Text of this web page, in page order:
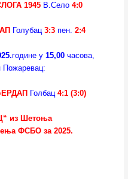
1945В.Село 4:0
Голубац 3:3пен. 2:4
године у 15,00 часова,
Пожаревац:
Голбац 4:1 (3:0)
из Шетоња
ФСБО за 2025.